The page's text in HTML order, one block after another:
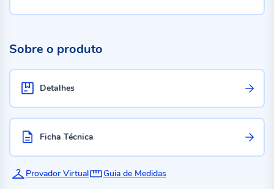
Sobre o produto
Detalhes
Ficha Técnica
Provador Virtual Guia de Medidas